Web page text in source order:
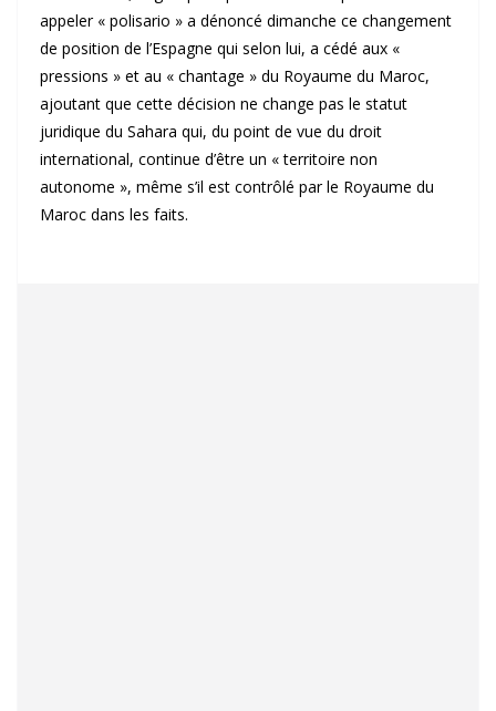
appeler « polisario » a dénoncé dimanche ce changement
de position de l’Espagne qui selon lui, a cédé aux «
pressions » et au « chantage » du Royaume du Maroc,
ajoutant que cette décision ne change pas le statut
juridique du Sahara qui, du point de vue du droit
international, continue d’être un « territoire non
autonome », même s’il est contrôlé par le Royaume du
Maroc dans les faits.